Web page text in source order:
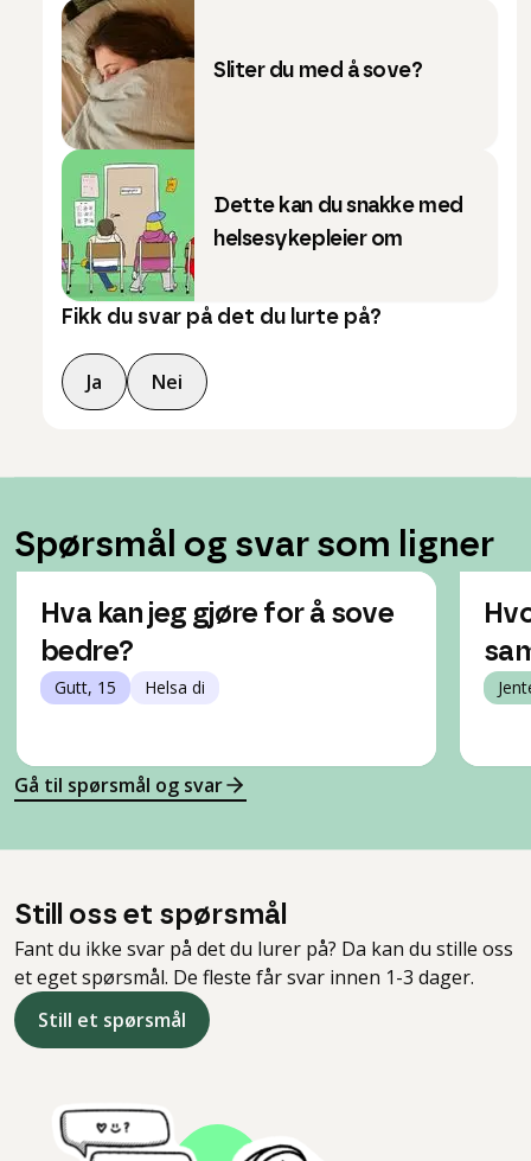
Sliter du med å sove?
Dette kan du snakke med
helsesykepleier om
Fikk du svar på det du lurte på?
Ja Nei
Spørsmål og svar som ligner
Hva kan jeg gjøre for å sove
bedre?
Gutt, 15 Helsa di
Gå til spørsmål og svar
Still oss et spørsmål
Fant du ikke svar på det du lurer på? Da kan du stille oss
et eget spørsmål. De fleste får svar innen 1-3 dager.
Still et spørsmål